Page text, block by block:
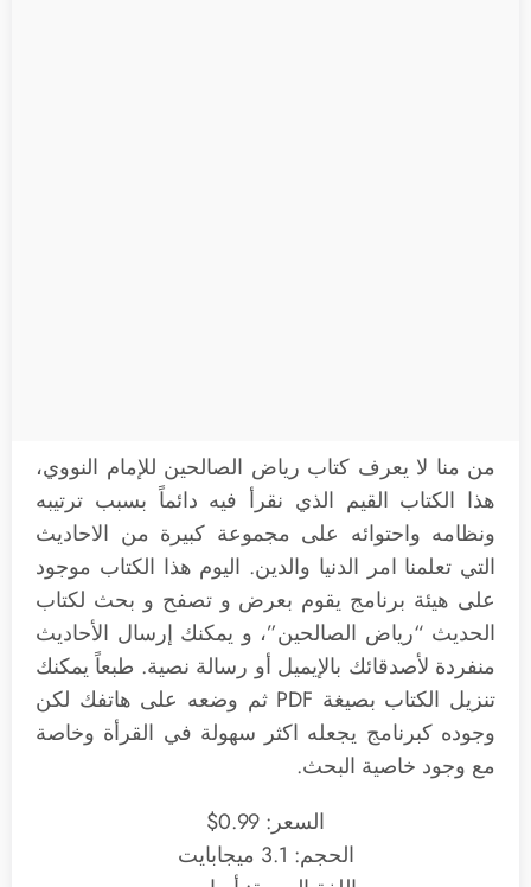
من منا لا يعرف كتاب رياض الصالحين للإمام النووي،
هذا الكتاب القيم الذي نقرأ فيه دائماً بسبب ترتيبه
ونظامه واحتوائه على مجموعة كبيرة من الاحاديث
التي تعلمنا امر الدنيا والدين. اليوم هذا الكتاب موجود
على هيئة برنامج يقوم بعرض و تصفح و بحث لكتاب
الحديث “رياض الصالحين”، و يمكنك إرسال الأحاديث
منفردة لأصدقائك بالإيميل أو رسالة نصية. طبعاً يمكنك
تنزيل الكتاب بصيغة PDF ثم وضعه على هاتفك لكن
وجوده كبرنامج يجعله اكثر سهولة في القرأة وخاصة
مع وجود خاصية البحث.
السعر: 0.99$
الحجم: 3.1 ميجابايت